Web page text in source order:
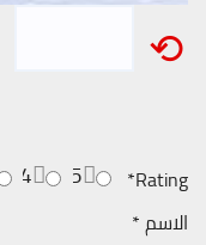
⟲
Rating
*
5
4
الاسم*